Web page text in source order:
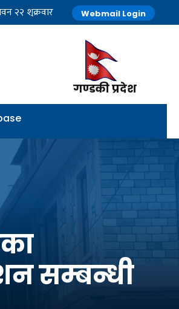
Webmail Login
गण्डकी प्रदेश
सम्बन्धी